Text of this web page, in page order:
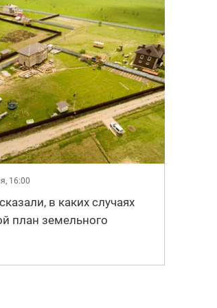
16:00
в каких случаях
план земельного